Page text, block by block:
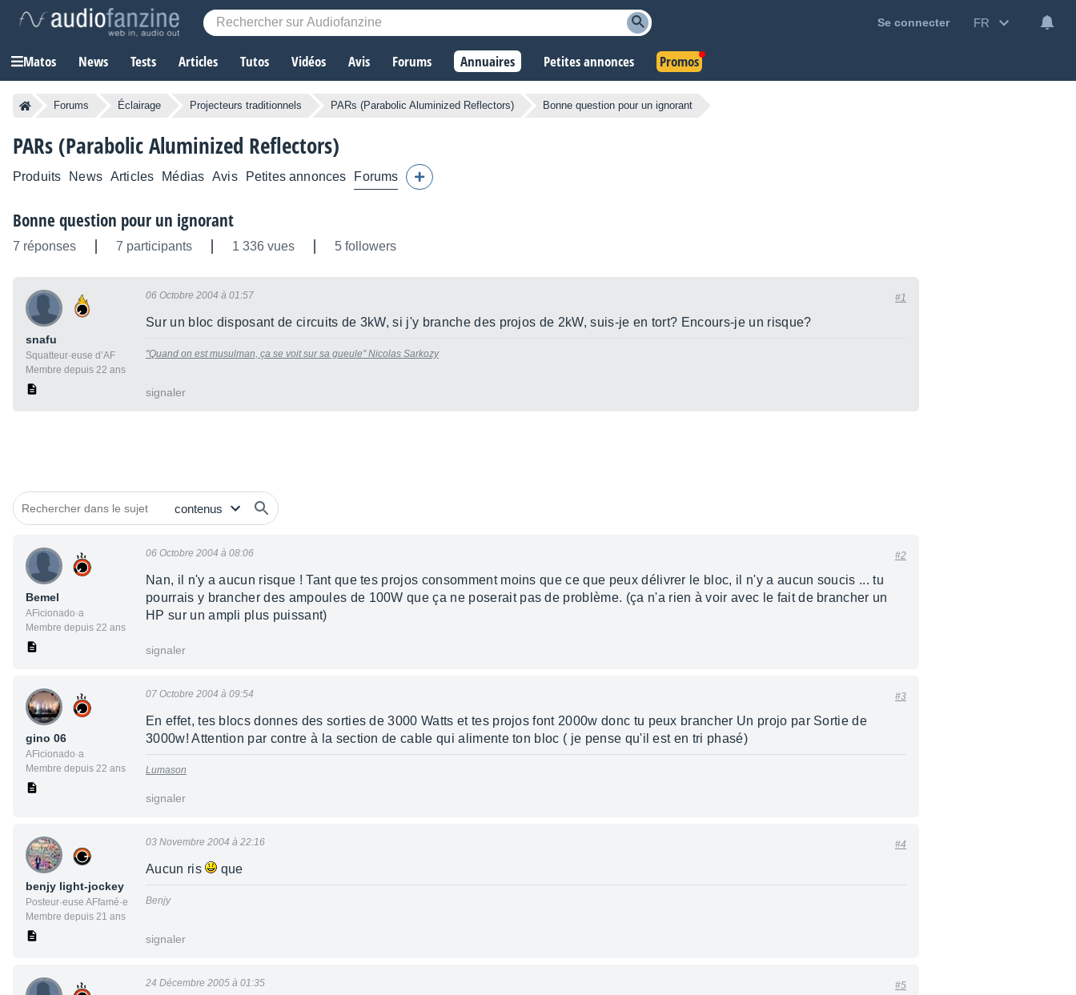
Se connecter FR
Matos News Tests Articles Tutos Vidéos Avis Forums Annuaires Petites annonces Promos
Forums Éclairage Projecteurs traditionnels PARs (Parabolic Aluminized Reflectors) Bonne question pour un ignorant
PARs (Parabolic Aluminized Reflectors)
Produits News Articles Médias Avis Petites annonces Forums
Bonne question pour un ignorant
7 réponses 7 participants 1 336 vues 5 followers
snafu
Squatteur·euse d’AF
Membre depuis 22 ans
06 Octobre 2004 à 01:57 #1
Sur un bloc disposant de circuits de 3kW, si j'y branche des projos de 2kW, suis-je en tort? Encours-je un risque?
"Quand on est musulman, ça se voit sur sa gueule"Nicolas Sarkozy
signaler
Bemel
AFicionado·a
Membre depuis 22 ans
06 Octobre 2004 à 08:06 #2
Nan, il n'y a aucun risque ! Tant que tes projos consomment moins que ce que peux délivrer le bloc, il n'y a aucun soucis ... tu
pourrais y brancher des ampoules de 100W que ça ne poserait pas de problème. (ça n'a rien à voir avec le fait de brancher un
HP sur un ampli plus puissant)
signaler
gino 06
AFicionado·a
Membre depuis 22 ans
07 Octobre 2004 à 09:54 #3
En effet, tes blocs donnes des sorties de 3000 Watts et tes projos font 2000w donc tu peux brancher Un projo par Sortie de
3000w! Attention par contre à la section de cable qui alimente ton bloc ( je pense qu'il est en tri phasé)
Lumason
signaler
benjy light-jockey
Posteur·euse AFfamé·e
Membre depuis 21 ans
03 Novembre 2004 à 22:16 #4
Aucun ris que
Benjy
signaler
24 Décembre 2005 à 01:35 #5